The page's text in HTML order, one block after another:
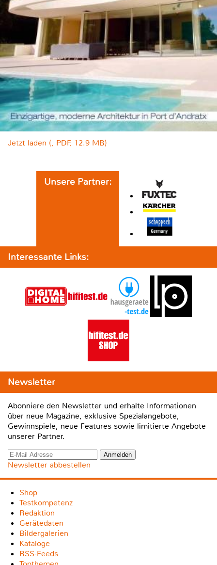
Jetzt laden (, PDF, 12.9 MB)
Unsere Partner:
Interessante Links:
Newsletter
Abonniere den Newsletter und erhalte Informationen
über neue Magazine, exklusive Spezialangebote,
Gewinnspiele, neue Features sowie limitierte Angebote
unserer Partner.
Newsletter abbestellen
Shop
Testkompetenz
Redaktion
Gerätedaten
Bildergalerien
Kataloge
RSS-Feeds